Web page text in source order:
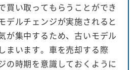
買い取ってもらうことができ
デルチェンジが実施されると
が集中するため、古いモデル
まいます。車を売却する際
の時期を意識しておくように